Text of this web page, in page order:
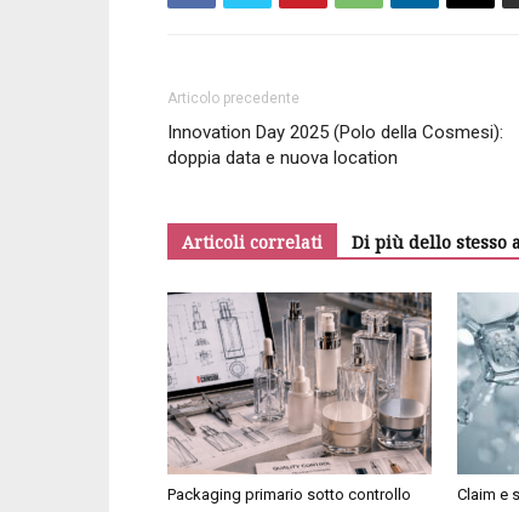
Articolo precedente
Innovation Day 2025 (Polo della Cosmesi):
doppia data e nuova location
Articoli correlati Di più dello stesso
Packaging primario sotto controllo
Claim e